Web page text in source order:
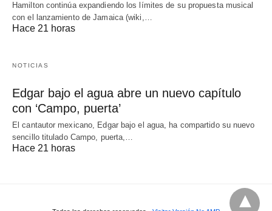
Hamilton continúa expandiendo los límites de su propuesta musical
con el lanzamiento de Jamaica (wiki,…
Hace 21 horas
NOTICIAS
Edgar bajo el agua abre un nuevo capítulo
con ‘Campo, puerta’
El cantautor mexicano, Edgar bajo el agua, ha compartido su nuevo
sencillo titulado Campo, puerta,…
Hace 21 horas